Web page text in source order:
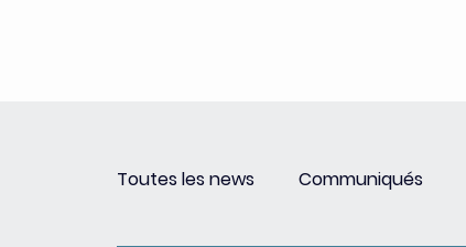
Toutes les news Communiqués